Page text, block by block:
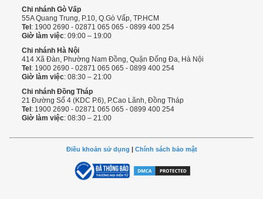
Chi nhánh Gò Vấp
55A Quang Trung, P.10, Q.Gò Vấp, TP.HCM
Tel : 1900 2690 - 02871 065 065 - 0899 400 254
Giờ làm việc: 09:00 – 19:00
Chi nhánh Hà Nội
414 Xã Đàn, Phường Nam Đồng, Quận Đống Đa, Hà Nội
Tel : 1900 2690 - 02871 065 065 - 0899 400 254
Giờ làm việc: 08:30 – 21:00
Chi nhánh Đồng Tháp
21 Đường Số 4 (KDC P.6), P.Cao Lãnh, Đồng Tháp
Tel : 1900 2690 - 02871 065 065 - 0899 400 254
Giờ làm việc: 08:30 – 21:00
Điều khoản sử dụng | Chính sách bảo mật